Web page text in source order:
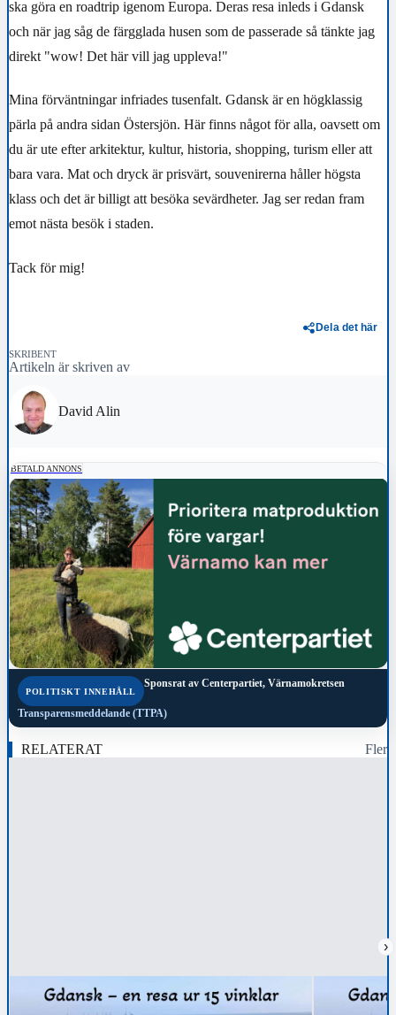
ska göra en roadtrip igenom Europa. Deras resa inleds i Gdansk
och när jag såg de färgglada husen som de passerade så tänkte jag
direkt "wow! Det här vill jag uppleva!"
Mina förväntningar infriades tusenfalt. Gdansk är en högklassig
pärla på andra sidan Östersjön. Här finns något för alla, oavsett om
du är ute efter arkitektur, kultur, historia, shopping, turism eller att
bara vara. Mat och dryck är prisvärt, souvenirerna håller högsta
klass och det är billigt att besöka sevärdheter. Jag ser redan fram
emot nästa besök i staden.
Tack för mig!
Dela det här
SKRIBENT
Artikeln är skriven av
David Alin
BETALD ANNONS
POLITISKT INNEHÅLL
Sponsrat av Centerpartiet, Värnamokretsen
Transparensmeddelande (TTPA)
RELATERAT Fler
›